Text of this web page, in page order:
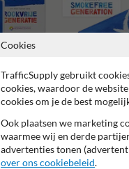
Stoeptegels en
Cookies
TrafficSupply gebruikt
cookies, waardoor de
cookies om je de best
Ook plaatsen we marketing
waarmee wij en derde
advertenties tonen
over ons cookiebeleid.